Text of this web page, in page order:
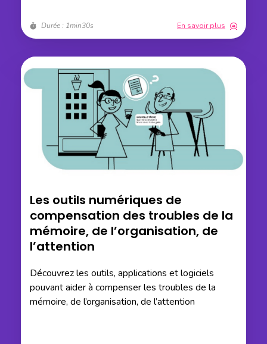
Durée : 1min30s En savoir plus
Les outils numériques de
compensation des troubles de la
mémoire, de l’organisation, de
l’attention
Découvrez les outils, applications et logiciels
pouvant aider à compenser les troubles de la
mémoire, de l’organisation, de l’attention